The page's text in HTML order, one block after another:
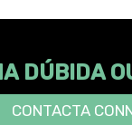
DÚBIDA
CONTACTA